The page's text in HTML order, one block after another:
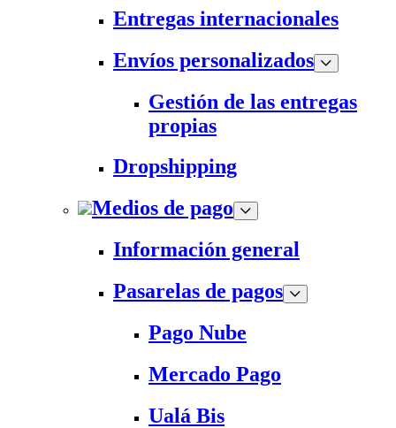
Entregas internacionales
Envíos personalizados
Gestión de las entregas
propias
Dropshipping
Medios de pago
Información general
Pasarelas de pagos
Pago Nube
Mercado Pago
Ualá Bis